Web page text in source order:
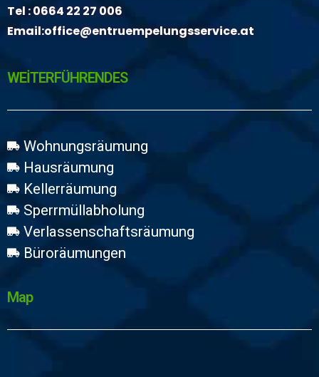
Tel :0664 22 27 006
Email:office@entruempelungsservice.at
WEİTERFÜHRENDES
Wohnungsräumung
Hausräumung
Kellerräumung
Sperrmüllabholung
Verlassenschaftsräumung
Büroräumungen
Map